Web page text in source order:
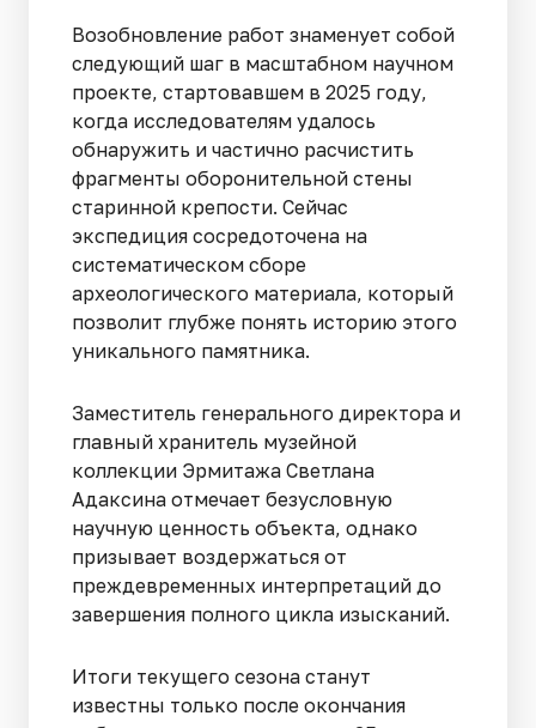
Возобновление работ знаменует собой
следующий шаг в масштабном научном
проекте, стартовавшем в 2025 году,
когда исследователям удалось
обнаружить и частично расчистить
фрагменты оборонительной стены
старинной крепости. Сейчас
экспедиция сосредоточена на
систематическом сборе
археологического материала, который
позволит глубже понять историю этого
уникального памятника.
Заместитель генерального директора и
главный хранитель музейной
коллекции Эрмитажа Светлана
Адаксина отмечает безусловную
научную ценность объекта, однако
призывает воздержаться от
преждевременных интерпретаций до
завершения полного цикла изысканий.
Итоги текущего сезона станут
известны только после окончания